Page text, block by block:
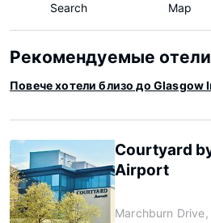
Search Map
Рекомендуемые
Повече хотели близо до
Courtyard
Airport
Marchburn